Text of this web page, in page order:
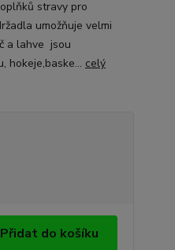
stravy pro
umožňuje velmi
a lahve jsou
hokeje,baske... celý
Přidat do košíku